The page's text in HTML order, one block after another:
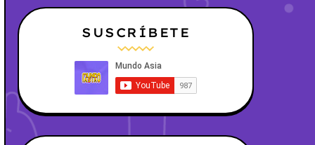
SUSCRÍBETE